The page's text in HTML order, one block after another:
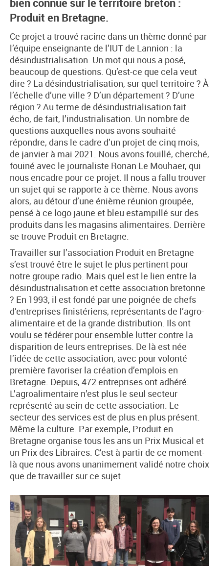
bien connue sur le territoire breton :
Produit en Bretagne.
Ce projet a trouvé racine dans un thème donné par
l’équipe enseignante de l’IUT de Lannion : la
désindustrialisation. Un mot qui nous a posé,
beaucoup de questions. Qu’est-ce que cela veut
dire ? La désindustrialisation, sur quel territoire ? À
l’échelle d’une ville ? D’un département ? D’une
région ? Au terme de désindustrialisation fait
écho, de fait, l’industrialisation. Un nombre de
questions auxquelles nous avons souhaité
répondre, dans le cadre d’un projet de cinq mois,
de janvier à mai 2021. Nous avons fouillé, cherché,
fouiné avec le journaliste Ronan Le Mouhaer, qui
nous encadre pour ce projet. Il nous a fallu trouver
un sujet qui se rapporte à ce thème. Nous avons
alors, au détour d’une énième réunion groupée,
pensé à ce logo jaune et bleu estampillé sur des
produits dans les magasins alimentaires. Derrière
se trouve Produit en Bretagne.
Travailler sur l’association Produit en Bretagne
s’est trouvé être le sujet le plus pertinent pour
notre groupe radio. Mais quel est le lien entre la
désindustrialisation et cette association bretonne
? En 1993, il est fondé par une poignée de chefs
d’entreprises finistériens, représentants de l’agro-
alimentaire et de la grande distribution. Ils ont
voulu se fédérer pour ensemble lutter contre la
disparition de leurs entreprises. De là est née
l’idée de cette association, avec pour volonté
première favoriser la création d’emplois en
Bretagne. Depuis, 472 entreprises ont adhéré.
L’agroalimentaire n’est plus le seul secteur
représenté au sein de cette association. Le
secteur des services est de plus en plus présent.
Même la culture. Par exemple, Produit en
Bretagne organise tous les ans un Prix Musical et
un Prix des Libraires. C’est à partir de ce moment-
là que nous avons unanimement validé notre choix
que de travailler sur ce sujet.